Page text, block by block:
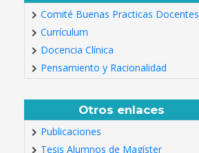
Comité Buenas Practicas Docentes
Currículum
Docencia Clínica
Pensamiento y Racionalidad
Otros enlaces
Publicaciones
Tesis Alumnos de Magíster